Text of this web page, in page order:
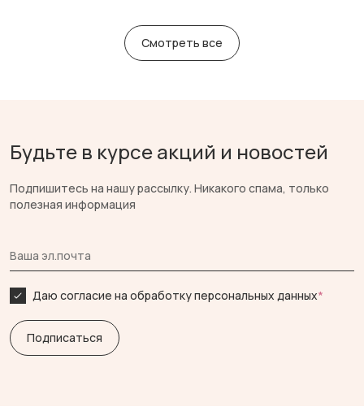
Смотреть все
Будьте в курсе акций и новостей
Подпишитесь на нашу рассылку. Никакого спама, только
полезная информация
Даю согласие на обработку персональных данных*